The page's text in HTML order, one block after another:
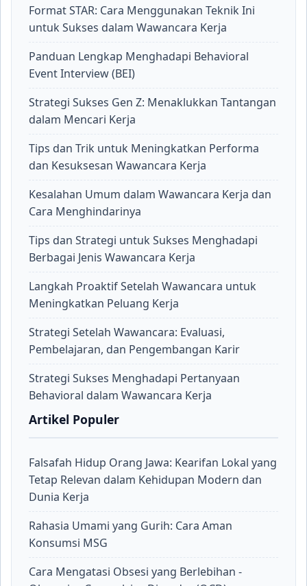
Format STAR: Cara Menggunakan Teknik Ini
untuk Sukses dalam Wawancara Kerja
Panduan Lengkap Menghadapi Behavioral
Event Interview (BEI)
Strategi Sukses Gen Z: Menaklukkan Tantangan
dalam Mencari Kerja
Tips dan Trik untuk Meningkatkan Performa
dan Kesuksesan Wawancara Kerja
Kesalahan Umum dalam Wawancara Kerja dan
Cara Menghindarinya
Tips dan Strategi untuk Sukses Menghadapi
Berbagai Jenis Wawancara Kerja
Langkah Proaktif Setelah Wawancara untuk
Meningkatkan Peluang Kerja
Strategi Setelah Wawancara: Evaluasi,
Pembelajaran, dan Pengembangan Karir
Strategi Sukses Menghadapi Pertanyaan
Behavioral dalam Wawancara Kerja
Artikel Populer
Falsafah Hidup Orang Jawa: Kearifan Lokal yang
Tetap Relevan dalam Kehidupan Modern dan
Dunia Kerja
Rahasia Umami yang Gurih: Cara Aman
Konsumsi MSG
Cara Mengatasi Obsesi yang Berlebihan -